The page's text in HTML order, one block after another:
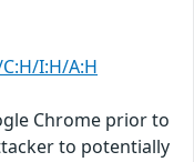
I:H/A:H
Chrome prior to
to potentially